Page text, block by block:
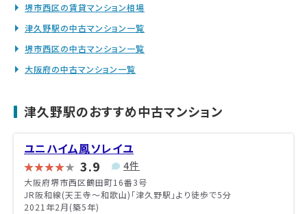
堺市西区の賃貸マンション相場
津久野駅の中古マンション一覧
堺市西区の中古マンション一覧
大阪府の中古マンション一覧
津久野駅のおすすめ中古マンション
ユニハイム鳳ソレイユ
3.9 4件
大阪府堺市西区鶴田町16番3号
JR阪和線(天王寺～和歌山)「津久野駅」より徒歩で5分
2021年2月(築5年)